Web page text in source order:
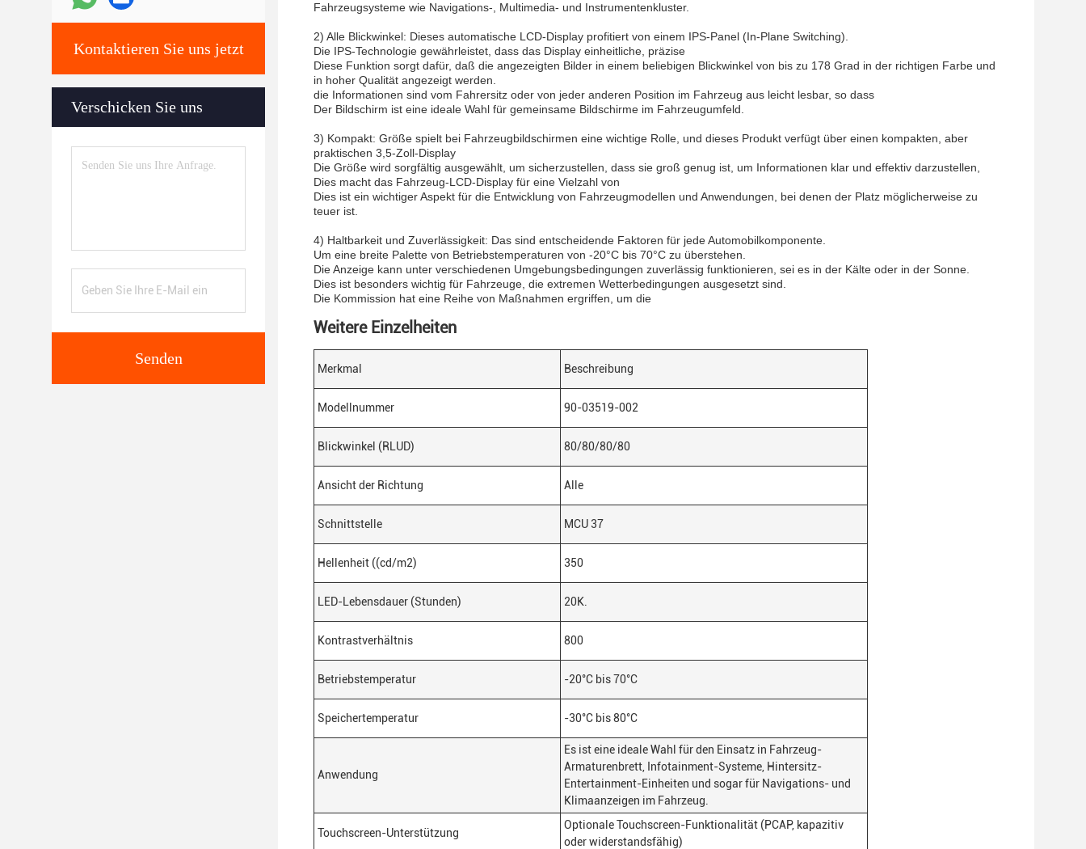
Kontaktieren Sie uns jetzt
Verschicken Sie uns
Senden
Fahrzeugsysteme wie Navigations-, Multimedia- und Instrumentenkluster.
2) Alle Blickwinkel: Dieses automatische LCD-Display profitiert von einem IPS-Panel (In-Plane Switching).
Die IPS-Technologie gewährleistet, dass das Display einheitliche, präzise
Diese Funktion sorgt dafür, daß die angezeigten Bilder in einem beliebigen Blickwinkel von bis zu 178 Grad in der richtigen Farbe und
in hoher Qualität angezeigt werden.
die Informationen sind vom Fahrersitz oder von jeder anderen Position im Fahrzeug aus leicht lesbar, so dass
Der Bildschirm ist eine ideale Wahl für gemeinsame Bildschirme im Fahrzeugumfeld.
3) Kompakt: Größe spielt bei Fahrzeugbildschirmen eine wichtige Rolle, und dieses Produkt verfügt über einen kompakten, aber
praktischen 3,5-Zoll-Display
Die Größe wird sorgfältig ausgewählt, um sicherzustellen, dass sie groß genug ist, um Informationen klar und effektiv darzustellen,
Dies macht das Fahrzeug-LCD-Display für eine Vielzahl von
Dies ist ein wichtiger Aspekt für die Entwicklung von Fahrzeugmodellen und Anwendungen, bei denen der Platz möglicherweise zu
teuer ist.
4) Haltbarkeit und Zuverlässigkeit: Das sind entscheidende Faktoren für jede Automobilkomponente.
Um eine breite Palette von Betriebstemperaturen von -20°C bis 70°C zu überstehen.
Die Anzeige kann unter verschiedenen Umgebungsbedingungen zuverlässig funktionieren, sei es in der Kälte oder in der Sonne.
Dies ist besonders wichtig für Fahrzeuge, die extremen Wetterbedingungen ausgesetzt sind.
Die Kommission hat eine Reihe von Maßnahmen ergriffen, um die
Weitere Einzelheiten
Merkmal Beschreibung
Modellnummer 90-03519-002
Blickwinkel (RLUD) 80/80/80/80
Ansicht der Richtung Alle
Schnittstelle MCU 37
Hellenheit ((cd/m2) 350
LED-Lebensdauer (Stunden) 20K.
Kontrastverhältnis 800
Betriebstemperatur -20°C bis 70°C
Speichertemperatur -30°C bis 80°C
Anwendung
Es ist eine ideale Wahl für den Einsatz in Fahrzeug-
Armaturenbrett, Infotainment-Systeme, Hintersitz-
Entertainment-Einheiten und sogar für Navigations- und
Klimaanzeigen im Fahrzeug.
Touchscreen-Unterstützung
Optionale Touchscreen-Funktionalität (PCAP, kapazitiv
oder widerstandsfähig)